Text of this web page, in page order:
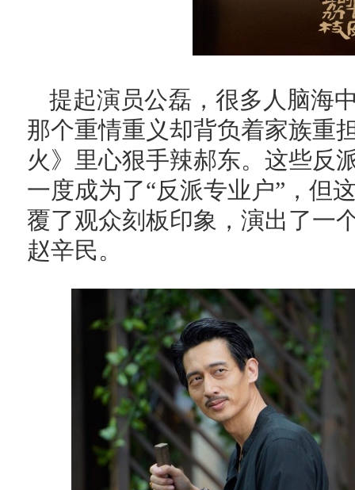
提起演员公磊，很多人脑海
那个重情重义却背负着家族重
火》里心狠手辣郝东。这些反
一度成为了“反派专业户”，但
覆了观众刻板印象，演出了一
赵辛民。